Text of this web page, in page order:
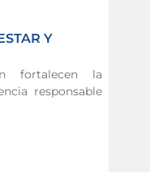
Y
fortalecen la
responsable